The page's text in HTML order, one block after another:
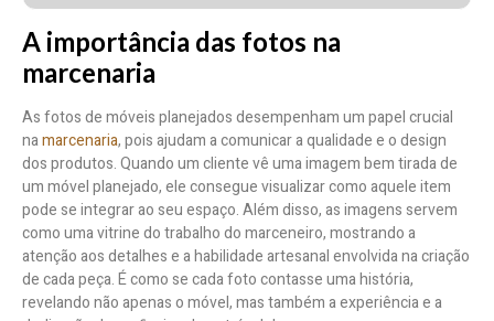
A importância das fotos na
marcenaria
As fotos de móveis planejados desempenham um papel crucial
namarcenaria, pois ajudam a comunicar a qualidade e o design
dos produtos. Quando um cliente vê uma imagem bem tirada de
um móvel planejado, ele consegue visualizar como aquele item
pode se integrar ao seu espaço. Além disso, as imagens servem
como uma vitrine do trabalho do marceneiro, mostrando a
atenção aos detalhes e a habilidade artesanal envolvida na criação
de cada peça. É como se cada foto contasse uma história,
revelando não apenas o móvel, mas também a experiência e a